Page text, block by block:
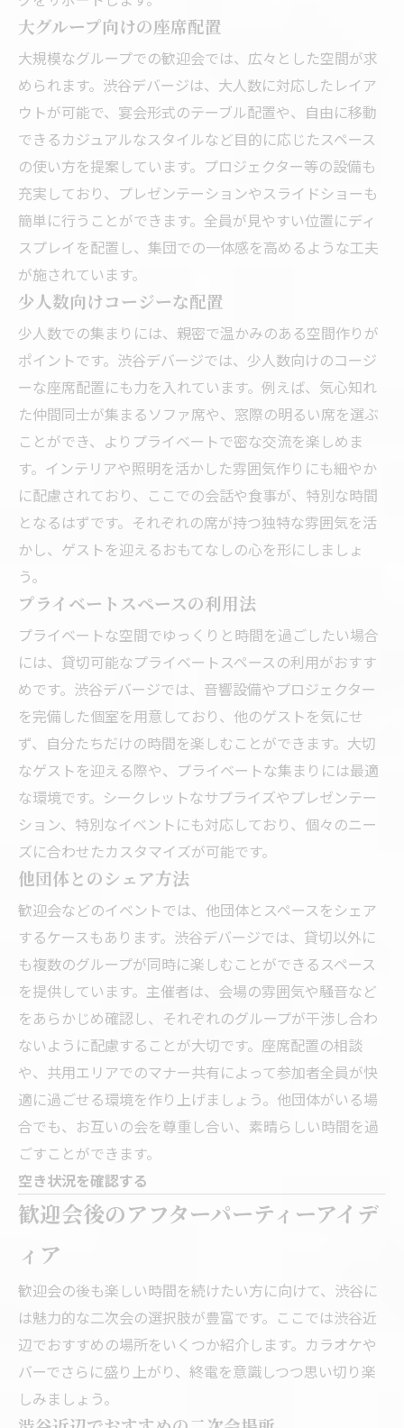
大グループ向けの座席配置
大規模なグループでの歓迎会では、広々とした空間が求
められます。渋谷デバージは、大人数に対応したレイア
ウトが可能で、宴会形式のテーブル配置や、自由に移動
できるカジュアルなスタイルなど目的に応じたスペース
の使い方を提案しています。プロジェクター等の設備も
充実しており、プレゼンテーションやスライドショーも
簡単に行うことができます。全員が見やすい位置にディ
スプレイを配置し、集団での一体感を高めるような工夫
が施されています。
少人数向けコージーな配置
少人数での集まりには、親密で温かみのある空間作りが
ポイントです。渋谷デバージでは、少人数向けのコージ
ーな座席配置にも力を入れています。例えば、気心知れ
た仲間同士が集まるソファ席や、窓際の明るい席を選ぶ
ことができ、よりプライベートで密な交流を楽しめま
す。インテリアや照明を活かした雰囲気作りにも細やか
に配慮されており、ここでの会話や食事が、特別な時間
となるはずです。それぞれの席が持つ独特な雰囲気を活
かし、ゲストを迎えるおもてなしの心を形にしましょ
う。
プライベートスペースの利用法
プライベートな空間でゆっくりと時間を過ごしたい場合
には、貸切可能なプライベートスペースの利用がおすす
めです。渋谷デバージでは、音響設備やプロジェクター
を完備した個室を用意しており、他のゲストを気にせ
ず、自分たちだけの時間を楽しむことができます。大切
なゲストを迎える際や、プライベートな集まりには最適
な環境です。シークレットなサプライズやプレゼンテー
ション、特別なイベントにも対応しており、個々のニー
ズに合わせたカスタマイズが可能です。
他団体とのシェア方法
歓迎会などのイベントでは、他団体とスペースをシェア
するケースもあります。渋谷デバージでは、貸切以外に
も複数のグループが同時に楽しむことができるスペース
を提供しています。主催者は、会場の雰囲気や騒音など
をあらかじめ確認し、それぞれのグループが干渉し合わ
ないように配慮することが大切です。座席配置の相談
や、共用エリアでのマナー共有によって参加者全員が快
適に過ごせる環境を作り上げましょう。他団体がいる場
合でも、お互いの会を尊重し合い、素晴らしい時間を過
ごすことができます。
空き状況を確認する
歓迎会後のアフターパーティーアイデ
ィア
歓迎会の後も楽しい時間を続けたい方に向けて、渋谷に
は魅力的な二次会の選択肢が豊富です。ここでは渋谷近
辺でおすすめの場所をいくつか紹介します。カラオケや
バーでさらに盛り上がり、終電を意識しつつ思い切り楽
しみましょう。